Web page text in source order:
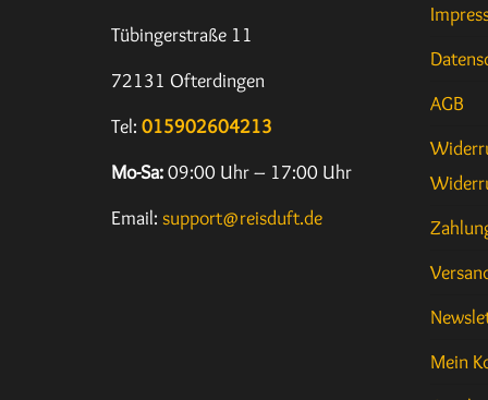
Tübingerstraße 11
72131 Ofterdingen
Tel: 015902604213
Mo-Sa:09:00 Uhr – 17:00 Uhr
Email: support@reisduft.de
AGB
Mein